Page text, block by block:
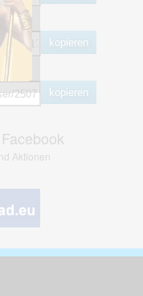
kopieren
kopieren
Aktionen